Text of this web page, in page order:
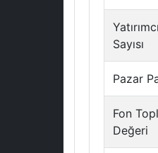
Yatırımcı
Sayısı
Pazar
Fon
Değeri